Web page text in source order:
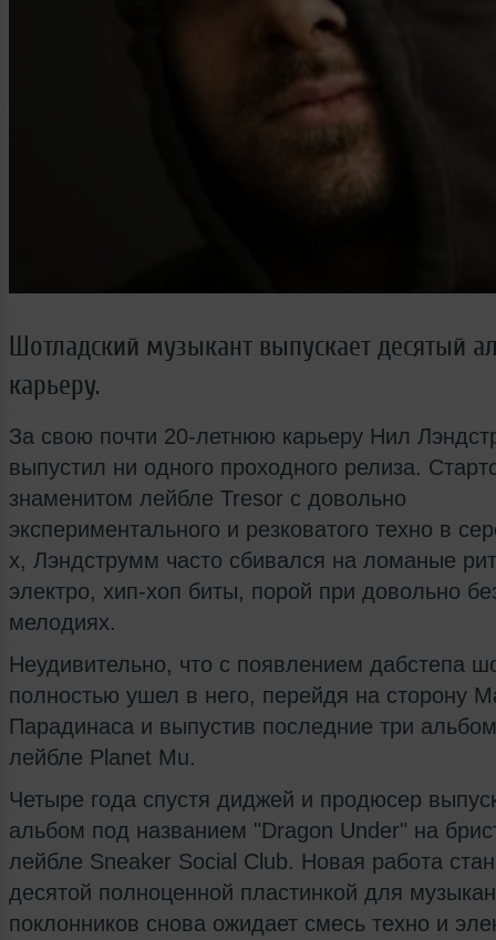
Шотладский музыкант выпускает десятый
карьеру.
За свою почти 20-летнюю карьеру Нил
выпустил ни одного проходного релиза.
знаменитом лейбле Tresor с довольно
экспериментального и резковатого техно в
х, Лэндструмм часто сбивался на ломаные
электро, хип-хоп биты, порой при довольно
мелодиях.
Неудивительно, что с появлением дабстепа
полностью ушел в него, перейдя на сторону
Парадинаса и выпустив последние три
лейбле Planet Mu.
Четыре года спустя диджей и продюсер
альбом под названием "Dragon Under" на
лейбле Sneaker Social Club. Новая работа
десятой полноценной пластинкой для
поклонников снова ожидает смесь техно и